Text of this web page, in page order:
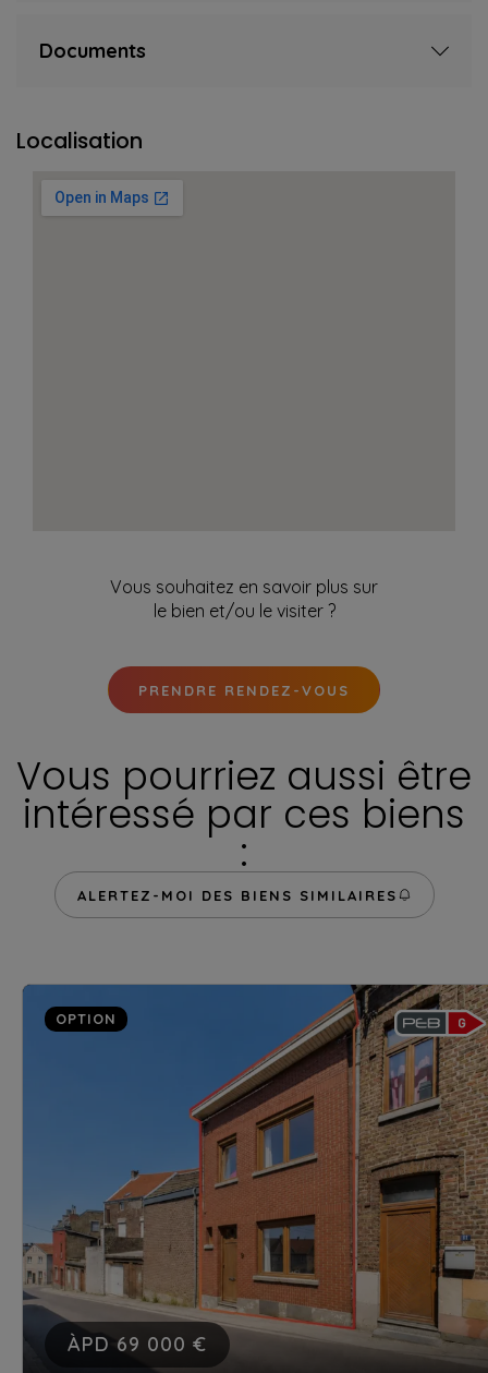
Documents
Localisation
Vous souhaitez en savoir plus sur
le bien et/ou le visiter ?
PRENDRE RENDEZ-VOUS
Vous pourriez aussi être
intéressé par ces biens
:
ALERTEZ-MOI DES BIENS SIMILAIRES
OPTION
ÀPD 69 000 €